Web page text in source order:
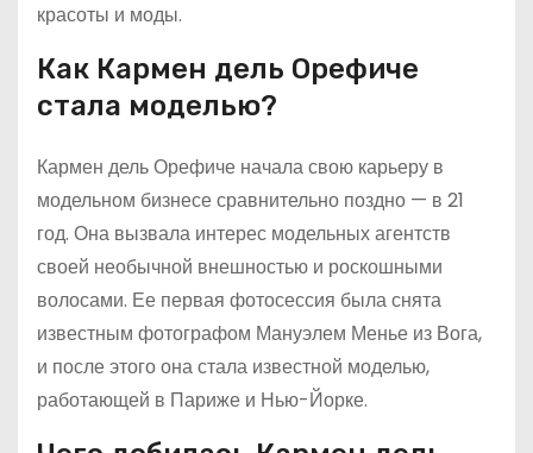
красоты и моды.
Как Кармен дель Орефиче
стала моделью?
Кармен дель Орефиче начала свою карьеру в
модельном бизнесе сравнительно поздно — в 21
год. Она вызвала интерес модельных агентств
своей необычной внешностью и роскошными
волосами. Ее первая фотосессия была снята
известным фотографом Мануэлем Менье из Вога,
и после этого она стала известной моделью,
работающей в Париже и Нью-Йорке.